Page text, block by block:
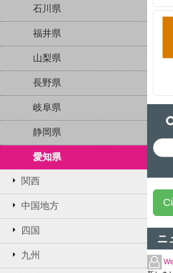
石川県
福井県
山梨県
長野県
岐阜県
静岡県
愛知県
関西
中国地方
四国
九州
ニ